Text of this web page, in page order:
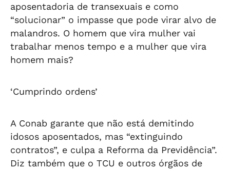
aposentadoria de transexuais e como
“solucionar” o impasse que pode virar alvo de
malandros. O homem que vira mulher vai
trabalhar menos tempo e a mulher que vira
homem mais?
‘Cumprindo ordens’
A Conab garante que não está demitindo
idosos aposentados, mas “extinguindo
contratos”, e culpa a Reforma da Previdência”.
Diz também que o TCU e outros órgãos de